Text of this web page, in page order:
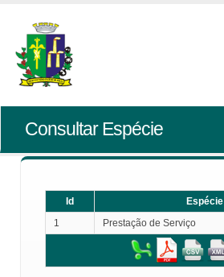
Consultar Espécie
Id
Espécie
1
Prestação de Serviço